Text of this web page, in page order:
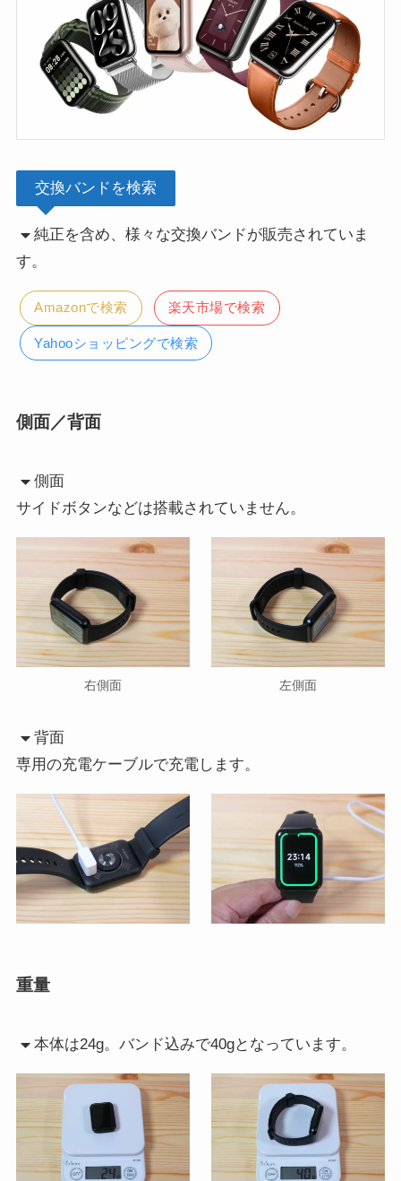
交換バンドを検索
純正を含め、様々な交換バンドが販売されていま
す。
Amazonで検索 楽天市場で検索
Yahooショッピングで検索
側面／背面
側面
サイドボタンなどは搭載されていません。
右側面 左側面
背面
専用の充電ケーブルで充電します。
重量
本体は24g。バンド込みで40gとなっています。